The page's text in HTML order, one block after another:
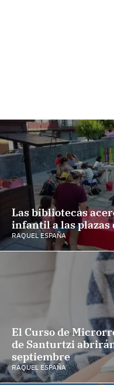
Las bibliotecas
infantil a las plazas
RAQUEL ESPAÑA
El Curso de
de Santurtzi
septiembre
RAQUEL ESPAÑA